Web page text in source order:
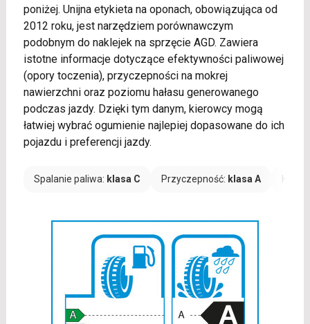
poniżej. Unijna etykieta na oponach, obowiązująca od
2012 roku, jest narzędziem porównawczym
podobnym do naklejek na sprzęcie AGD. Zawiera
istotne informacje dotyczące efektywności paliwowej
(opory toczenia), przyczepności na mokrej
nawierzchni oraz poziomu hałasu generowanego
podczas jazdy. Dzięki tym danym, kierowcy mogą
łatwiej wybrać ogumienie najlepiej dopasowane do ich
pojazdu i preferencji jazdy.
Spalanie paliwa: klasa C Przyczepność: klasa A